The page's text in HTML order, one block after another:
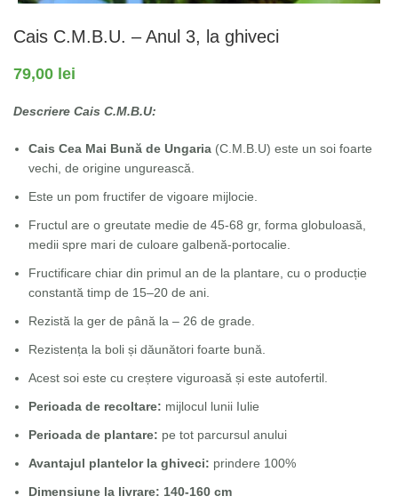
Cais C.M.B.U. – Anul 3, la ghiveci
79,00 lei
Descriere Cais C.M.B.U:
Cais Cea Mai Bună de Ungaria (C.M.B.U) este un soi foarte
vechi, de origine ungurească.
Este un pom fructifer de vigoare mijlocie.
Fructul are o greutate medie de 45-68 gr, forma globuloasă,
medii spre mari de culoare galbenă-portocalie.
Fructificare chiar din primul an de la plantare, cu o producție
constantă timp de 15–20 de ani.
Rezistă la ger de până la – 26 de grade.
Rezistența la boli și dăunători foarte bună.
Acest soi este cu creștere viguroasă și este autofertil.
Perioada de recoltare: mijlocul lunii Iulie
Perioada de plantare: pe tot parcursul anului
Avantajul plantelor la ghiveci: prindere 100%
Dimensiune la livrare: 140-160 cm